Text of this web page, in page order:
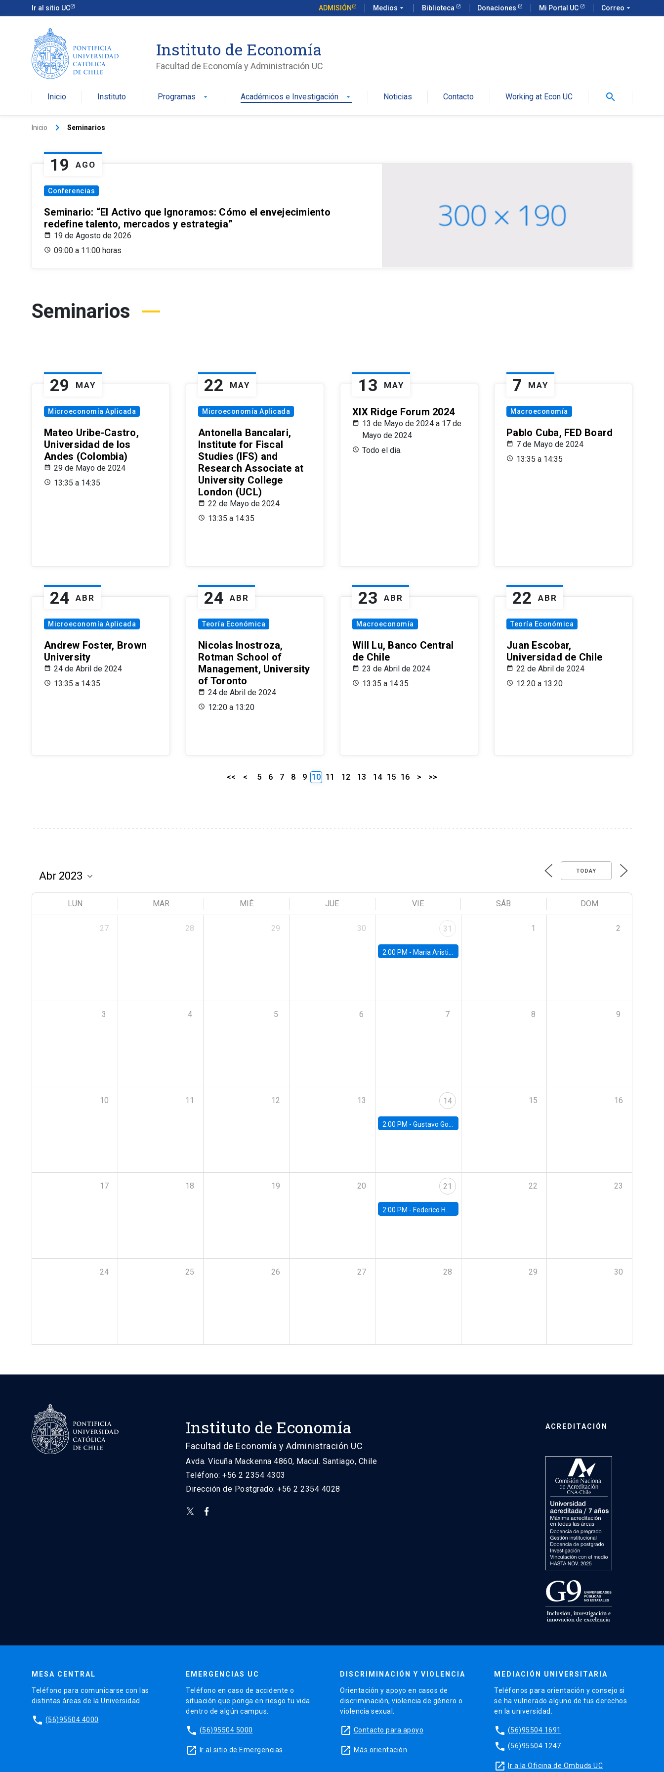
Ir al sitio UC ADMISIÓN Medios arrow_drop_down Biblioteca Donaciones Mi Portal UC Correo arrow_drop_down
Instituto de Economía
Facultad de Economía y Administración UC
Inicio Instituto Programas arrow_drop_down Académicos e Investigación arrow_drop_down Noticias Contacto Working at Econ UC search
Inicio keyboard_arrow_right Seminarios
19 AGO
Conferencias
Seminario: “El Activo que Ignoramos: Cómo el envejecimiento
redefine talento, mercados y estrategia”
19 de Agosto de 2026
09:00 a 11:00 horas
Seminarios
29 MAY
Microeconomía Aplicada
Mateo Uribe-Castro,
Universidad de los
Andes (Colombia)
29 de Mayo de 2024
13:35 a 14:35
22 MAY
Microeconomía Aplicada
Antonella Bancalari,
Institute for Fiscal
Studies (IFS) and
Research Associate at
University College
London (UCL)
22 de Mayo de 2024
13:35 a 14:35
13 MAY
XIX Ridge Forum 2024
13 de Mayo de 2024 a 17 de
Mayo de 2024
Todo el dia.
7 MAY
Macroeconomía
Pablo Cuba, FED Board
7 de Mayo de 2024
13:35 a 14:35
24 ABR
Microeconomía Aplicada
Andrew Foster, Brown
University
24 de Abril de 2024
13:35 a 14:35
24 ABR
Teoría Económica
Nicolas Inostroza,
Rotman School of
Management, University
of Toronto
24 de Abril de 2024
12:20 a 13:20
23 ABR
Macroeconomía
Will Lu, Banco Central
de Chile
23 de Abril de 2024
13:35 a 14:35
22 ABR
Teoría Económica
Juan Escobar,
Universidad de Chile
22 de Abril de 2024
12:20 a 13:20
<< < 5 6 7 8 9 10 11 12 13 14 15 16 > >>
TODAY
LUN MAR MIÉ JUE VIE SÁB DOM
27 28 29 30 31
2:00 PM - Maria Aristizabal-Ramirez, FED Board
1 2
3 4 5 6 7 8 9
10 11 12 13 14
2:00 PM - Gustavo González - Banco Central de Chile
15 16
17 18 19 20 21
2:00 PM - Federico Huneeus - Banco Central de Chile
22 23
24 25 26 27 28 29 30
Instituto de Economía
Facultad de Economía y Administración UC
Avda. Vicuña Mackenna 4860, Macul. Santiago, Chile
Teléfono: +56 2 2354 4303
Dirección de Postgrado: +56 2 2354 4028
ACREDITACIÓN
MESA CENTRAL
Teléfono para comunicarse con las
distintas áreas de la Universidad.
phone (56)95504 4000
EMERGENCIAS UC
Teléfono en caso de accidente o
situación que ponga en riesgo tu vida
dentro de algún campus.
phone (56)95504 5000
launch Ir al sitio de Emergencias
DISCRIMINACIÓN Y VIOLENCIA
Orientación y apoyo en casos de
discriminación, violencia de género o
violencia sexual.
launch Contacto para apoyo
launch Más orientación
MEDIACIÓN UNIVERSITARIA
Teléfonos para orientación y consejo si
se ha vulnerado alguno de tus derechos
en la universidad.
phone (56)95504 1691
phone (56)95504 1247
launch Ir a la Oficina de Ombuds UC